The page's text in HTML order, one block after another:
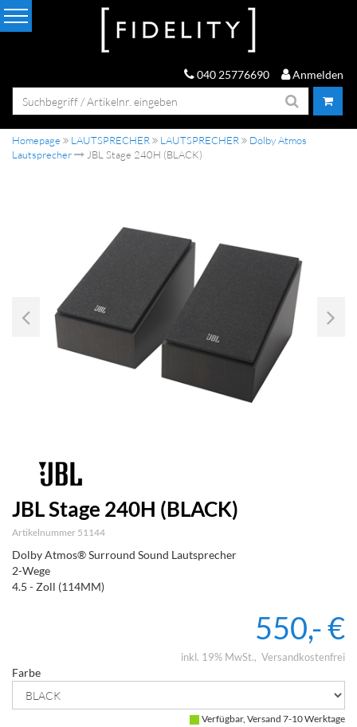
040 25776690 Anmelden
Homepage LAUTSPRECHER LAUTSPRECHER
Dolby Atmos
Lautsprecher
JBL Stage 240H (BLACK)
JBL Stage 240H (BLACK)
Artikelnummer 51144
Dolby Atmos® Surround Sound Lautsprecher
2-Wege
4.5 - Zoll (114MM)
550,- €
inkl. 19% MwSt. Versandkostenfrei
Farbe
Verfügbar, Versand 7-10 Werktage